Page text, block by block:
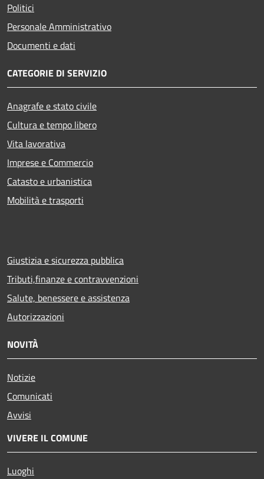
Politici
Personale Amministrativo
Documenti e dati
CATEGORIE DI SERVIZIO
Anagrafe e stato civile
Cultura e tempo libero
Vita lavorativa
Imprese e Commercio
Catasto e urbanistica
Mobilità e trasporti
Giustizia e sicurezza pubblica
Tributi,finanze e contravvenzioni
Salute, benessere e assistenza
Autorizzazioni
NOVITÀ
Notizie
Comunicati
Avvisi
VIVERE IL COMUNE
Luoghi